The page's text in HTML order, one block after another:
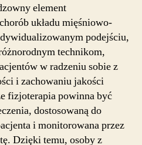
element
układu mięśniowo-
podejściu,
technikom,
w radzeniu sobie z
i zachowaniu jakości
fizjoterapia powinna być
dostosowaną do
i monitorowana przez
Dzięki temu, osoby z